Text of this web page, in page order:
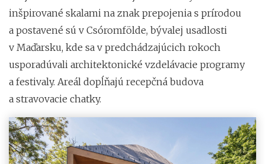
inšpirované skalami na znak prepojenia s prírodou
a postavené sú v Csóromfölde, bývalej usadlosti
v Maďarsku, kde sa v predchádzajúcich rokoch
usporadúvali architektonické vzdelávacie programy
a festivaly. Areál dopĺňajú recepčná budova
a stravovacie chatky.